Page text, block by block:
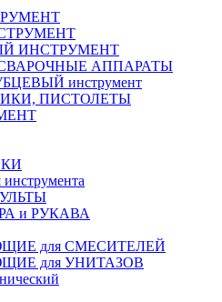
ИНСТРУМЕНТ
АППАРАТЫ
инструмент
ПИСТОЛЕТЫ
и РУКАВА
для СМЕСИТЕЛЕЙ
для УНИТАЗОВ